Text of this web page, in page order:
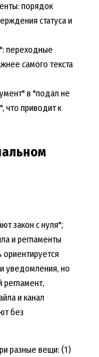
порядок
статуса и
переходные
самого текста
в "подал не
что приводит к
закон с нуля";
и регламенты
уведомления, но
регламент,
и канал
без
разные вещи: (1)